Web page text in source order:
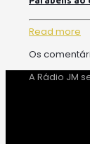
Read more
Os
A Rádio JM